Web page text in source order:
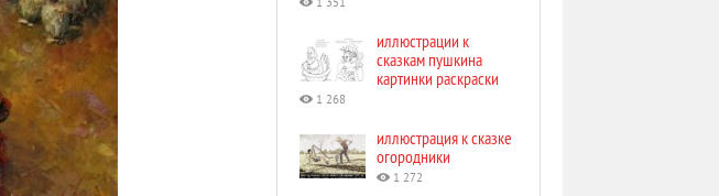
1 351
иллюстрации к
сказкам пушкина
картинки раскраски
1 268
иллюстрация к сказке
огородники
1 272